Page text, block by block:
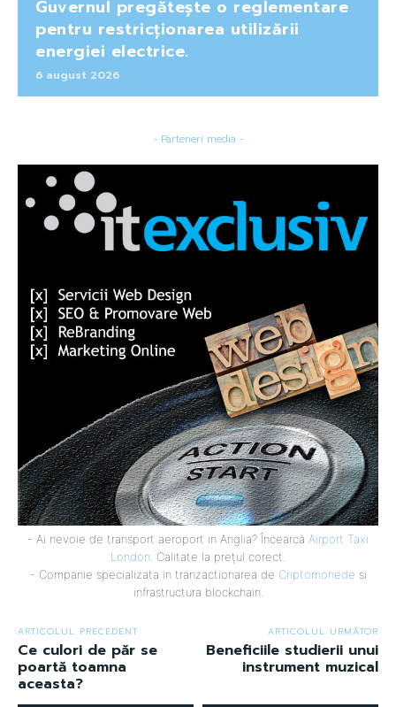
Guvernul pregătește o reglementare
pentru restricționarea utilizării
energiei electrice.
6 august 2026
- Parteneri media -
- Ai nevoie de transport aeroport in Anglia? Încearcă Airport Taxi
London . Calitate la prețul corect.
- Companie specializata in tranzactionarea de Criptomonede si
infrastructura blockchain.
ARTICOLUL PRECEDENT
Ce culori de păr se
poartă toamna
aceasta?
ARTICOLUL URMĂTOR
Beneficiile studierii unui
instrument muzical